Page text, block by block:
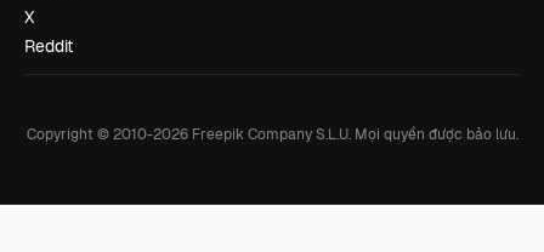
X
Reddit
Copyright © 2010-2026Freepik Company S.L.U. Mọi quyền được bảo lưu.